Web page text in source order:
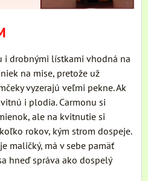
i drobnými lístkami vhodná na
na mise, pretože už
vyzerajú veľmi pekne. Ak
i plodia. Carmonu si
ale na kvitnutie si
rokov, kým strom dospeje.
maličký, má v sebe pamäť
hneď správa ako dospelý